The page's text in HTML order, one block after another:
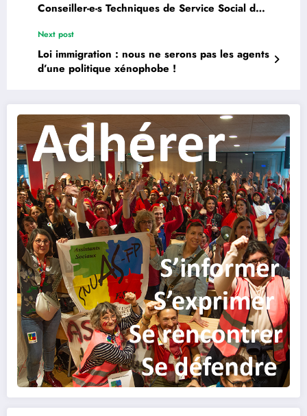
Conseiller-e-s Techniques de Service Social de
Supérieur (CTSSAE)
Next post
Loi immigration : nous ne serons pas les agents
d’une politique xénophobe !